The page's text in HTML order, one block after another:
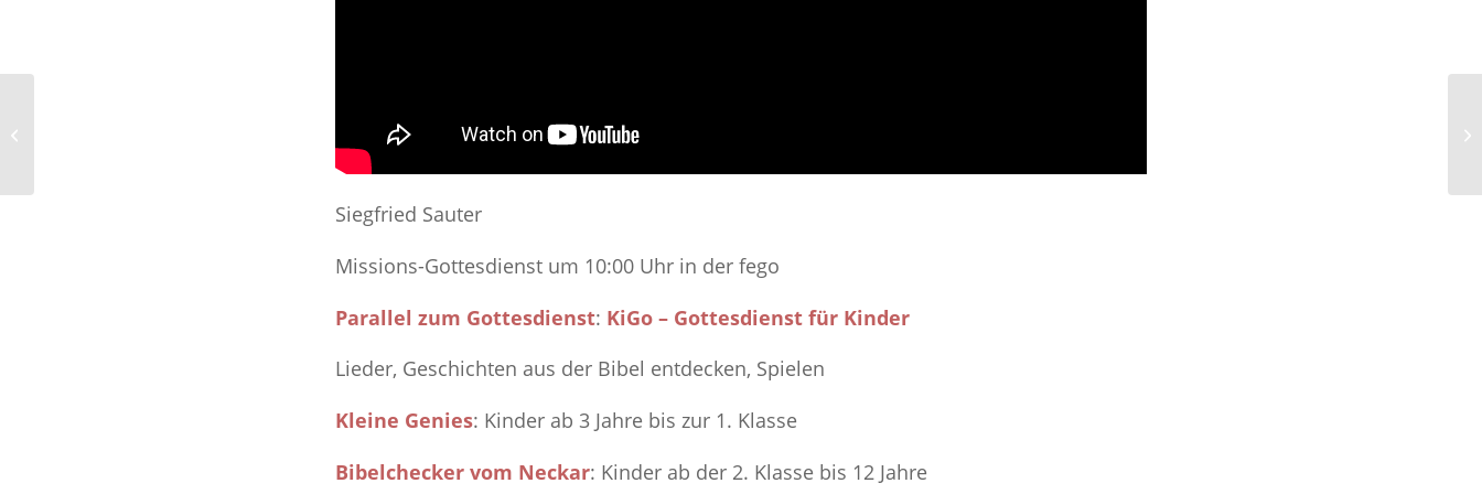
Siegfried Sauter
Missions-Gottesdienst um 10:00 Uhr in der fego
Parallel zum Gottesdienst: KiGo – Gottesdienst für Kinder
Lieder, Geschichten aus der Bibel entdecken, Spielen
Kleine Genies: Kinder ab 3 Jahre bis zur 1. Klasse
Bibelchecker vom Neckar: Kinder ab der 2. Klasse bis 12 Jahre